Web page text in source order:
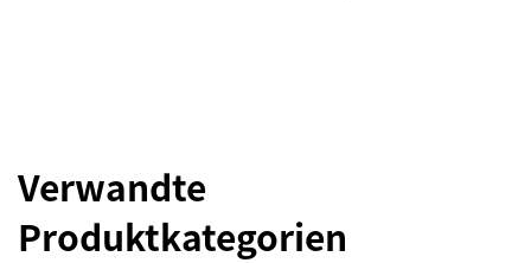
Verwandte
Produktkategorien